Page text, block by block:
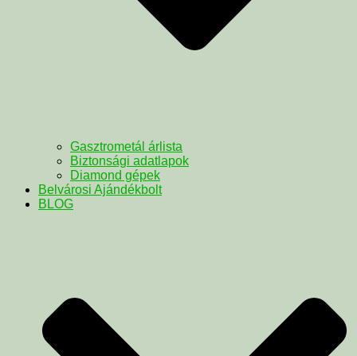
Gasztrometál árlista
Biztonsági adatlapok
Diamond gépek
Belvárosi Ajándékbolt
BLOG